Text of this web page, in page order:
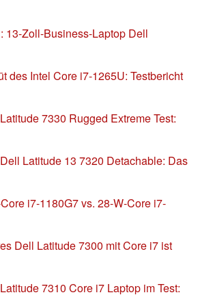
13-Zoll-Business-Laptop Dell
des Intel Core i7-1265U: Testbericht
7330 Rugged Extreme Test:
Latitude 13 7320 Detachable: Das
i7-1180G7 vs. 28-W-Core i7-
Dell Latitude 7300 mit Core i7 ist
7310 Core i7 Laptop im Test: